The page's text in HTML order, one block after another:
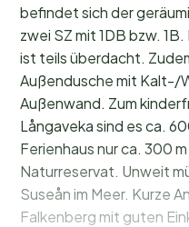
befindet sich der
zwei SZ mit 1DB bzw.
ist teils überdacht.
Außendusche mit Kalt-/
Außenwand. Zum
Långaveka sind es ca.
Ferienhaus nur ca. 300
Naturreservat. Unweit
Suseån im Meer. Kurze
Falkenberg mit guten